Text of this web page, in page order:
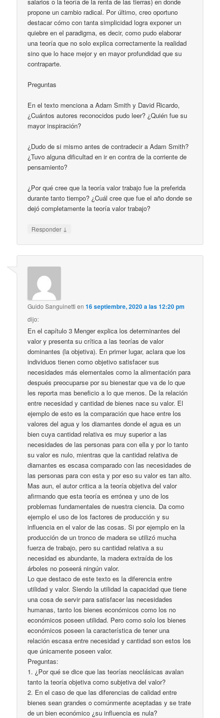
propone un cambio radical. Por último, creo oportuno
destacar cómo con tanta simplicidad logra exponer un
quiebre en el paradigma, es decir, como pudo elaborar
una teoría que no solo explica correctamente la realidad
sino que lo hace mejor y en mayor profundidad que su
contraparte.
Preguntas
En el texto menciona a Adam Smith y David Ricardo,
¿Cuántos autores reconocidos pudo leer? ¿Quién fue su
mayor inspiración?
¿Dudo de si mismo antes de contradecir a Adam Smith?
¿Tuvo alguna dificultad en ir en contra de la corriente de
pensamiento?
¿Por qué cree que la teoría valor trabajo fue la preferida
durante tanto tiempo? ¿Cuál cree que fue el año donde se
dejó completamente la teoría valor trabajo?
Responder ↓
Guido Sanguinetti en16 septiembre, 2020 a las 12:20 pm
dijo:
En el capítulo 3 Menger explica los determinantes del
valor y presenta su crítica a las teorías de valor
dominantes (la objetiva). En primer lugar, aclara que los
individuos tienen como objetivo satisfacer sus
necesidades más elementales como la alimentación para
después preocuparse por su bienestar que va de lo que
les reporta mas beneficio a lo que menos. De la relación
entre necesidad y cantidad de bienes nace su valor. El
ejemplo de esto es la comparación que hace entre los
valores del agua y los diamantes donde el agua es un
bien cuya cantidad relativa es muy superior a las
necesidades de las personas para con ella y por lo tanto
su valor es nulo, mientras que la cantidad relativa de
diamantes es escasa comparado con las necesidades de
las personas para con esta y por eso su valor es tan alto.
Mas aun, el autor critica a la teoría objetiva del valor
afirmando que esta teoría es errónea y uno de los
problemas fundamentales de nuestra ciencia. Da como
ejemplo el uso de los factores de producción y su
influencia en el valor de las cosas. Si por ejemplo en la
producción de un tronco de madera se utilizó mucha
fuerza de trabajo, pero su cantidad relativa a su
necesidad es abundante, la madera extraída de los
árboles no poseerá ningún valor.
Lo que destaco de este texto es la diferencia entre
utilidad y valor. Siendo la utilidad la capacidad que tiene
una cosa de servir para satisfacer las necesidades
humanas, tanto los bienes económicos como los no
económicos poseen utilidad. Pero como solo los bienes
económicos poseen la característica de tener una
relación escasa entre necesidad y cantidad son estos los
que únicamente poseen valor.
Preguntas:
1. ¿Por qué se dice que las teorías neoclásicas avalan
tanto la teoría objetiva como subjetiva del valor?
2. En el caso de que las diferencias de calidad entre
bienes sean grandes o comúnmente aceptadas y se trate
de un bien económico ¿su influencia es nula?